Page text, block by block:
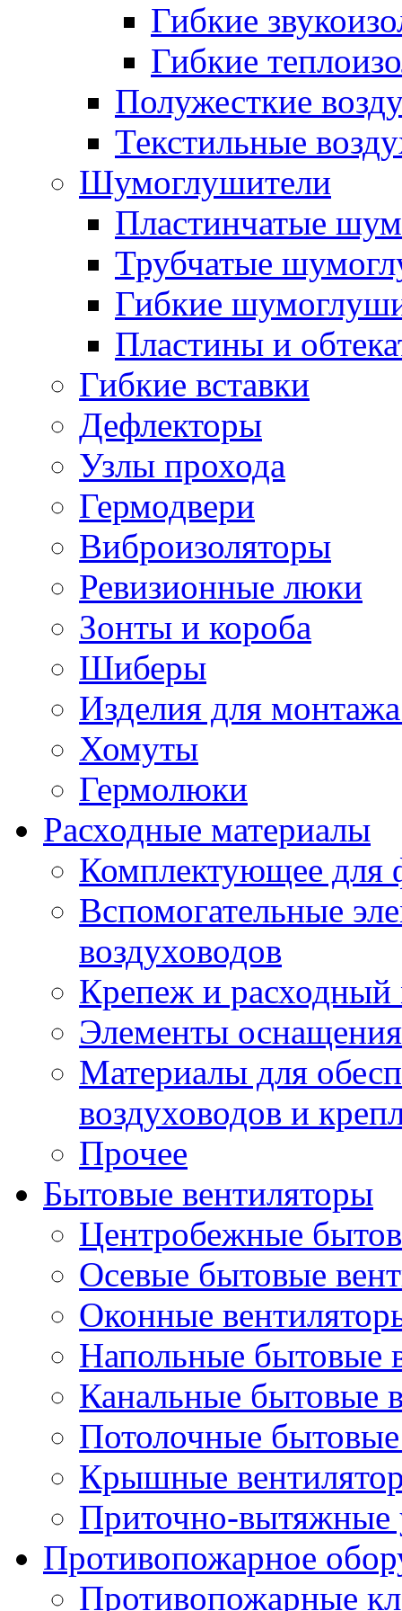
Гибкие
Гибкие
Полужесткие
Текстильные
Шумоглушители
Пластинчатые
Трубчатые
Гибкие
Пластины и
Гибкие вставки
Дефлекторы
Узлы прохода
Гермодвери
Виброизоляторы
Ревизионные люки
Зонты и короба
Шиберы
Изделия для
Хомуты
Гермолюки
Расходные материалы
Комплектующее для
Вспомогательные
воздуховодов
Крепеж и расходный
Элементы
Материалы для
воздуховодов и
Прочее
Бытовые вентиляторы
Центробежные
Осевые бытовые
Оконные
Напольные бытовые
Канальные бытовые
Потолочные
Крышные
Приточно-вытяжные
Противопожарное
Противопожарные